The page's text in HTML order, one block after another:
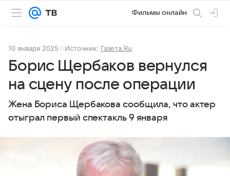
Фильмы онлайн
10 января 2025 Источник: Газета.Ru
Борис Щербаков вернулся
на сцену после операции
Жена Бориса Щербакова сообщила, что актер
отыграл первый спектакль 9 января